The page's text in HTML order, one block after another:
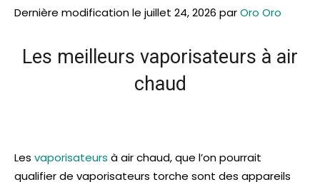
Dernière modification le juillet 24, 2026 parOro Oro
Les meilleurs vaporisateurs à air
chaud
Les vaporisateurs à air chaud, que l’on pourrait
qualifier de vaporisateurs torche sont des appareils